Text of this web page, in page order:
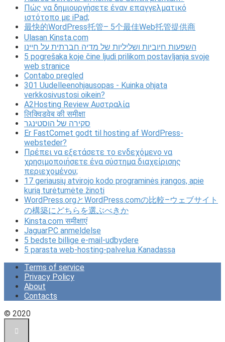
Πώς να δημιουργήσετε έναν επαγγελματικό
ιστότοπο με iPad;
最快的WordPress托管– 5个最佳Web托管提供商
Ulasan Kinsta.com
השפעות חיוביות ושליליות של מדיה חברתית על חיינו
5 pogrešaka koje čine ljudi prilikom postavljanja svoje
web stranice
Contabo pregled
301 Uudelleenohjausopas - Kuinka ohjata
verkkosivustosi oikein?
A2Hosting Review Αυστραλία
लिक्विडवेब की समीक्षा
סקירה של הוסטינגר
Er FastComet godt til hosting af WordPress-
websteder?
Πρέπει να εξετάσετε το ενδεχόμενο να
χρησιμοποιήσετε ένα σύστημα διαχείρισης
περιεχομένου;
17 geriausių atvirojo kodo programinės įrangos, apie
kurią turėtumėte žinoti
WordPress.orgとWordPress.comの比較–ウェブサイト
の構築にどちらを選ぶべきか
Kinsta.com समीक्षाएं
JaguarPC anmeldelse
5 bedste billige e-mail-udbydere
5 parasta web-hosting-palvelua Kanadassa
Terms of service
Privacy Policy
About
Contacts
© 2020